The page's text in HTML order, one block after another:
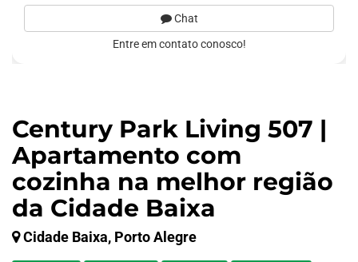
Century Park Living 507 |
Apartamento com
cozinha na melhor região
da Cidade Baixa
Cidade Baixa, Porto Alegre
Chat
Entre em contato conosco!